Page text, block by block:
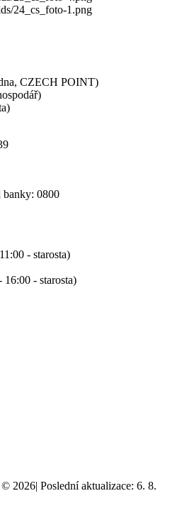
CZECH POINT)
banky: 0800
- starosta)
- starosta)
© 2026| Poslední aktualizace: 6. 8.